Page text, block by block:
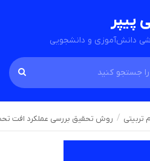
پیپر
دانش‌آموزی و دانشجویی
تربیتی روش تحقیق بررسی عملکرد افت